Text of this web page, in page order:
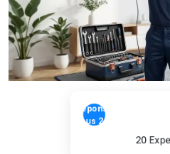
Réponse
sous 24h
20